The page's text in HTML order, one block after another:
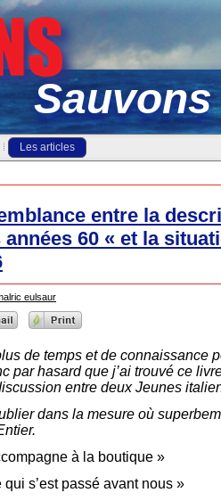
Les articles
entre la
60 « et la
eulsaur
de temps et de connaissance
par hasard que j’ai trouvé ce
entre deux Jeunes
dans la mesure où
à la boutique »
qui s’est passé avant nous »